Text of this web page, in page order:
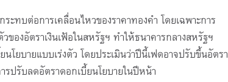
ทบต่อการเคลื่อนไหวของราคาทองคำ โดยเฉพาะการ
องอัตราเงินเฟ้อในสหรัฐฯ ทำให้ธนาคารกลางสหรัฐฯ
ยบายแบบเร่งตัว โดยประเมินว่าปีนี้เฟดอาจปรับขึ้นอัตรา
ปรับลดอัตราดอกเบี้ยนโยบายในปีหน้า
Online Meeting
เปิดรับ : 3000 ที่นั่ง (คงเหลือ 857 ที่
นั่ง)